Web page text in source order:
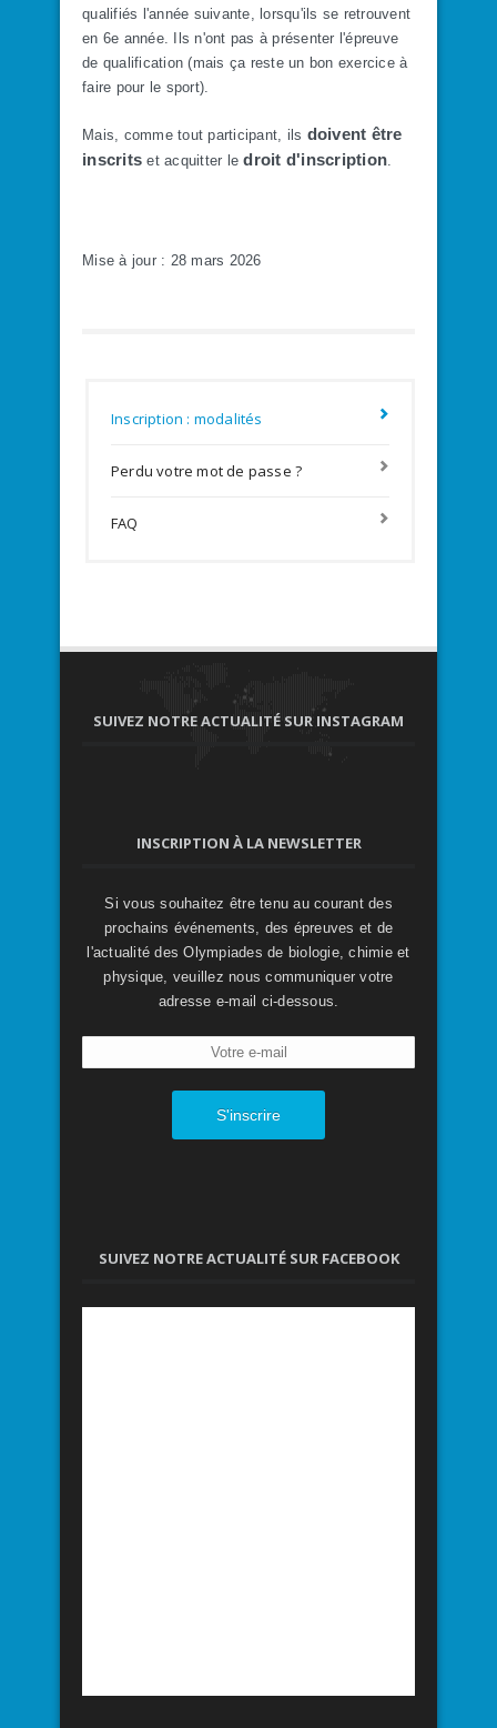
qualifiés l'année suivante, lorsqu'ils se retrouvent
en 6e année. Ils n'ont pas à présenter l'épreuve
de qualification (mais ça reste un bon exercice à
faire pour le sport).
Mais, comme tout participant, ils doivent être
inscrits et acquitter ledroit d'inscription.
Mise à jour : 28 mars 2026
Inscription : modalités
Perdu votre mot de passe ?
FAQ
SUIVEZ NOTRE ACTUALITÉ SUR INSTAGRAM
INSCRIPTION À LA NEWSLETTER
Si vous souhaitez être tenu au courant des
prochains événements, des épreuves et de
l'actualité des Olympiades de biologie, chimie et
physique, veuillez nous communiquer votre
adresse e-mail ci-dessous.
S'inscrire
SUIVEZ NOTRE ACTUALITÉ SUR FACEBOOK